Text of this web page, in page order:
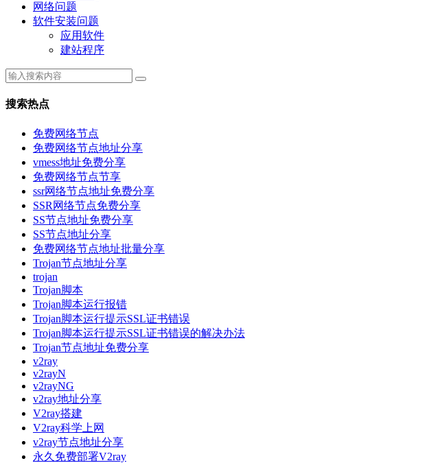
网络问题
软件安装问题
应用软件
建站程序
搜索热点
免费网络节点
免费网络节点地址分享
vmess地址免费分享
免费网络节点节享
ssr网络节点地址免费分享
SSR网络节点免费分享
SS节点地址免费分享
SS节点地址分享
免费网络节点地址批量分享
Trojan节点地址分享
trojan
Trojan脚本
Trojan脚本运行报错
Trojan脚本运行提示SSL证书错误
Trojan脚本运行提示SSL证书错误的解决办法
Trojan节点地址免费分享
v2ray
v2rayN
v2rayNG
v2ray地址分享
V2ray搭建
V2ray科学上网
v2ray节点地址分享
永久免费部署V2ray